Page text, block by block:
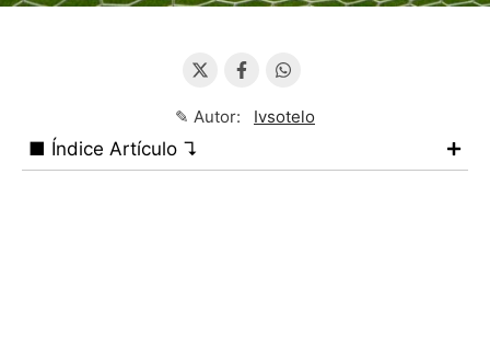
✎ Autor: Ivsotelo
■ Índice Artículo ↴